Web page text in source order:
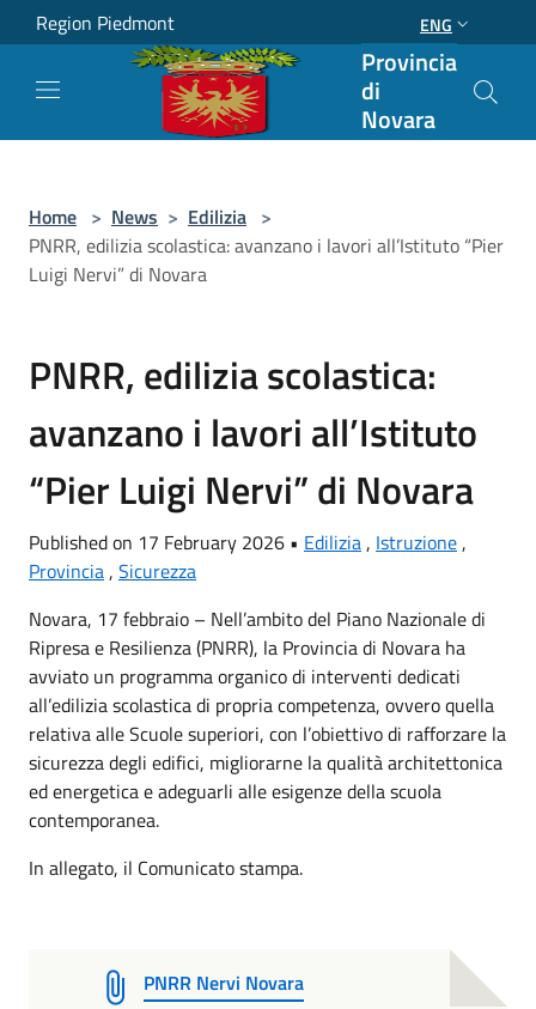
Salta al contenuto principale
Region Piedmont ENG
Provincia
di
Novara
Home > News > Edilizia >
PNRR, edilizia scolastica: avanzano i lavori all’Istituto “Pier
Luigi Nervi” di Novara
PNRR, edilizia scolastica:
avanzano i lavori all’Istituto
“Pier Luigi Nervi” di Novara
Published on 17 February 2026 • Edilizia, Istruzione,
Provincia, Sicurezza
Novara, 17 febbraio – Nell’ambito del Piano Nazionale di
Ripresa e Resilienza (PNRR), la Provincia di Novara ha
avviato un programma organico di interventi dedicati
all’edilizia scolastica di propria competenza, ovvero quella
relativa alle Scuole superiori, con l’obiettivo di rafforzare la
sicurezza degli edifici, migliorarne la qualità architettonica
ed energetica e adeguarli alle esigenze della scuola
contemporanea.
In allegato, il Comunicato stampa.
PNRR Nervi Novara